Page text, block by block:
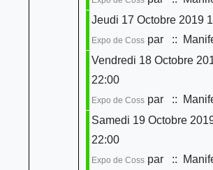
Jeudi 17 Octobre 2019
Expo de Cosspar
::
Vendredi 18 Octobre
22:00
Expo de Cosspar
::
Samedi 19 Octobre
22:00
Expo de Cosspar
::